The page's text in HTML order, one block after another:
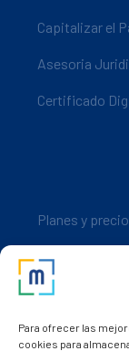
Para ofrecer las
cookies para
Capitalizar el
Asesoria
Certificado
Planes y
Descarga
Nuestros
Dudas y